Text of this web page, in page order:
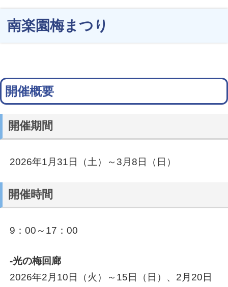
南楽園梅まつり
開催概要
開催期間
2026年1月31日（土）～3月8日（日）
開催時間
9：00～17：00
-光の梅回廊
2026年2月10日（火）～15日（日）、2月20日